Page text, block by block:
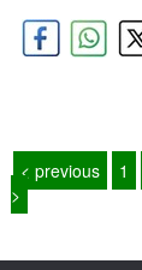
< previous 1
>